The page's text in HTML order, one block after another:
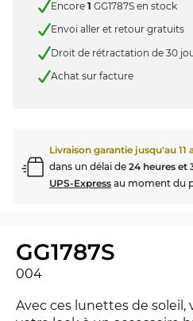
Encore 1 GG1787S en stock
Envoi aller et retour gratuits
Droit de rétractation de 30
Achat sur facture
Livraison garantie jusqu'au 11
dans un délai de 24 heures et
UPS-Express au moment du
GG1787S
004
Avec ces lunettes de